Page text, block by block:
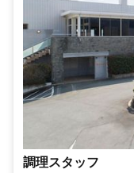
調理スタッフ